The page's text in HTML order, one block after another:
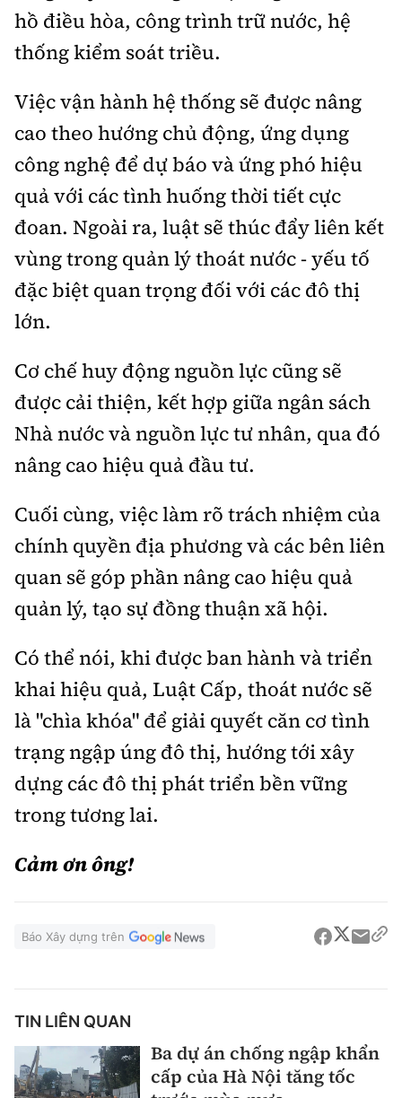
hồ điều hòa, công trình trữ nước, hệ
thống kiểm soát triều.
Việc vận hành hệ thống sẽ được nâng
cao theo hướng chủ động, ứng dụng
công nghệ để dự báo và ứng phó hiệu
quả với các tình huống thời tiết cực
đoan. Ngoài ra, luật sẽ thúc đẩy liên kết
vùng trong quản lý thoát nước - yếu tố
đặc biệt quan trọng đối với các đô thị
lớn.
Cơ chế huy động nguồn lực cũng sẽ
được cải thiện, kết hợp giữa ngân sách
Nhà nước và nguồn lực tư nhân, qua đó
nâng cao hiệu quả đầu tư.
Cuối cùng, việc làm rõ trách nhiệm của
chính quyền địa phương và các bên liên
quan sẽ góp phần nâng cao hiệu quả
quản lý, tạo sự đồng thuận xã hội.
Có thể nói, khi được ban hành và triển
khai hiệu quả, Luật Cấp, thoát nước sẽ
là "chìa khóa" để giải quyết căn cơ tình
trạng ngập úng đô thị, hướng tới xây
dựng các đô thị phát triển bền vững
trong tương lai.
Cảm ơn ông!
Báo Xây dựng trên
TIN LIÊN QUAN
Ba dự án chống ngập khẩn
cấp của Hà Nội tăng tốc